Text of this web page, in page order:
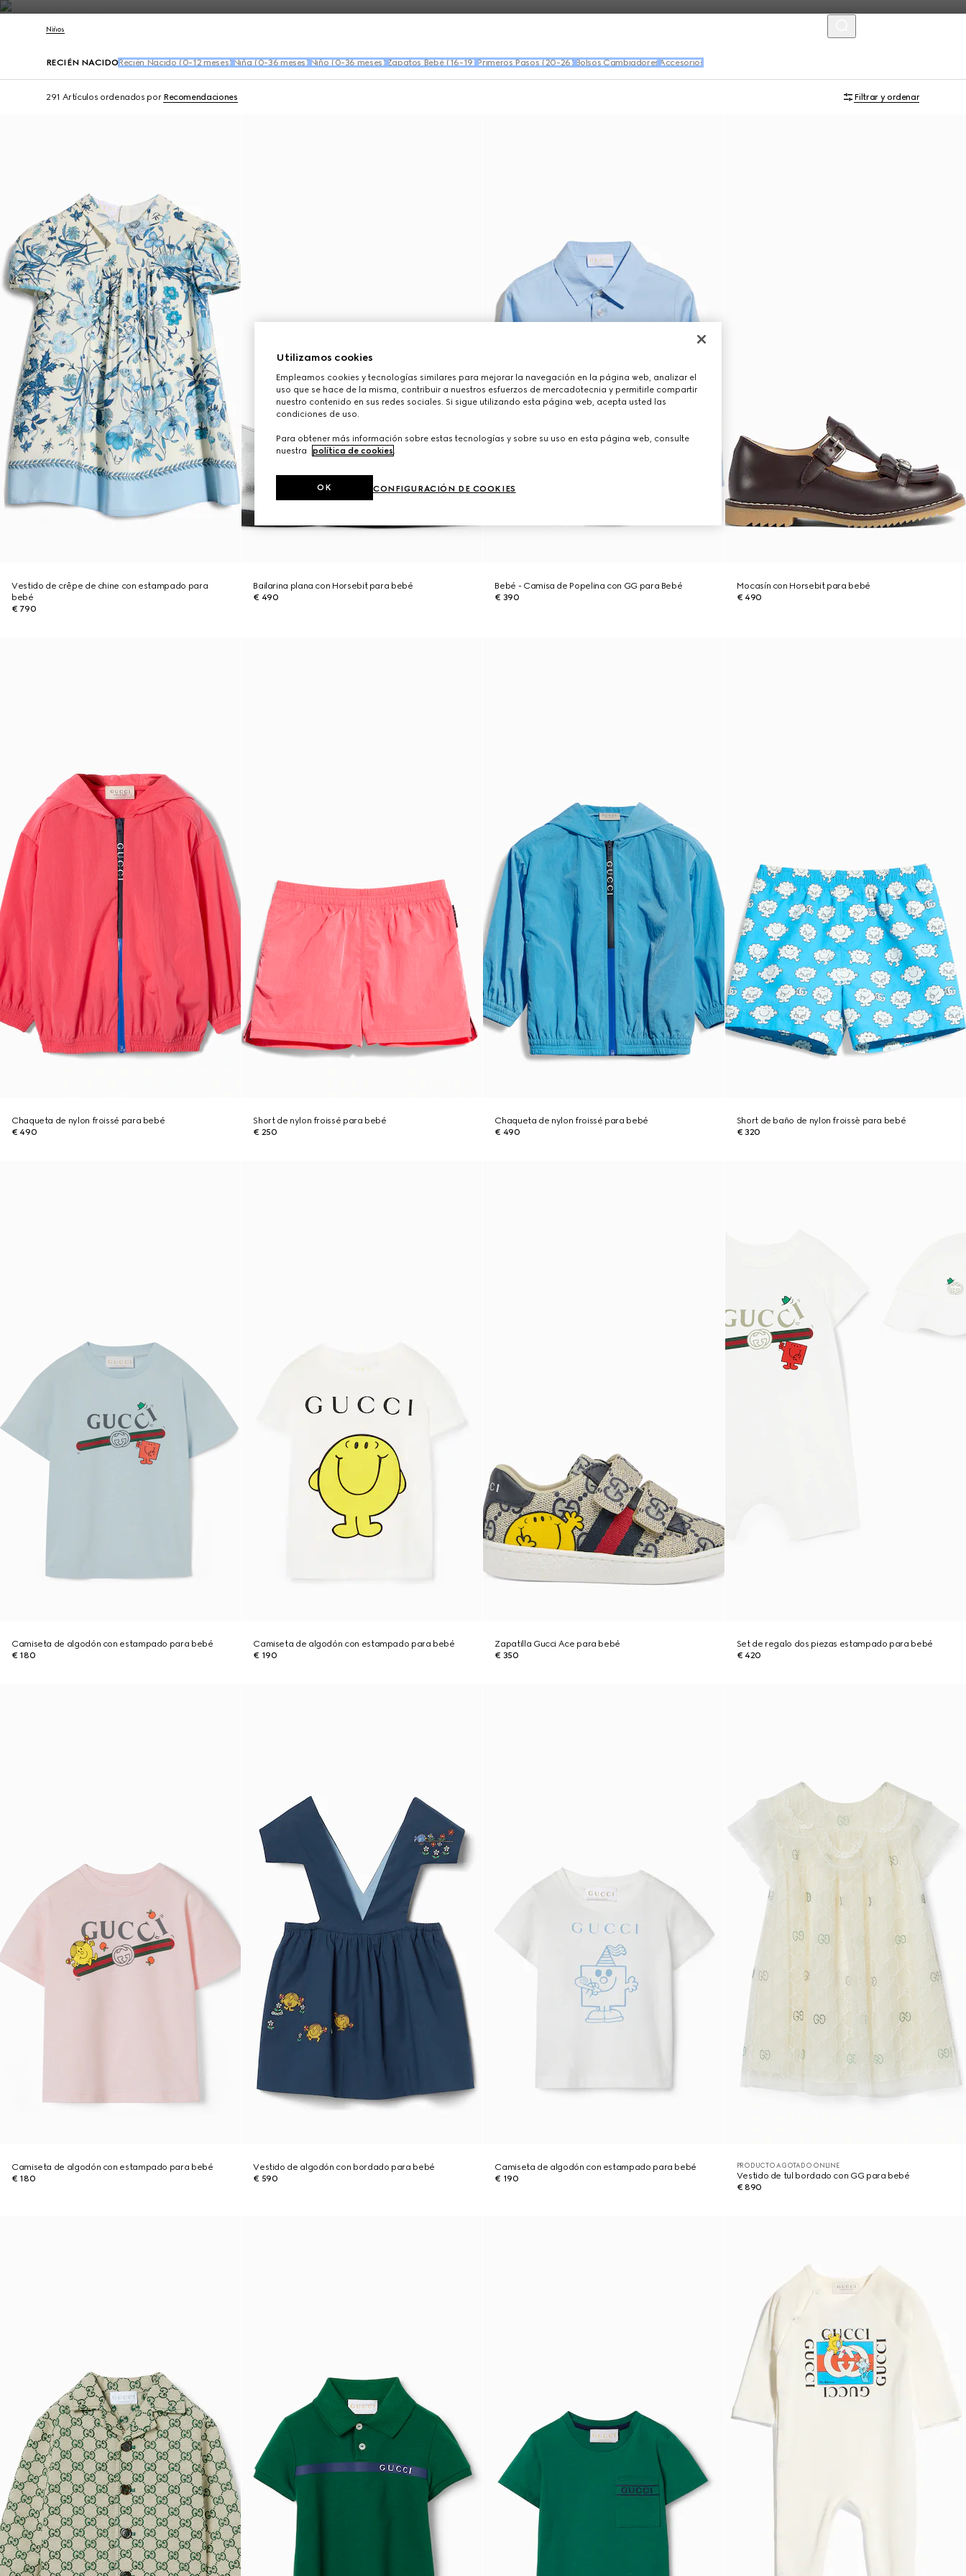
Póngase en contacto con nosotros
Niños
RECIÉN NACIDO Recién Nacido (0-12 meses) Niña (0-36 meses) Niño (0-36 meses) Zapatos Bebé (16-19) Primeros Pasos (20-26) Bolsos Cambiadores Accesorios
291 Artículos ordenados por Recomendaciones Filtrar y ordenar
Vestido de crêpe de chine con estampado para
bebé
€ 790
Bailarina plana con Horsebit para bebé
€ 490
Bebé - Camisa de Popelina con GG para Bebé
€ 390
Mocasín con Horsebit para bebé
€ 490
Chaqueta de nylon froissé para bebé
€ 490
Short de nylon froissé para bebé
€ 250
Chaqueta de nylon froissé para bebé
€ 490
Short de baño de nylon froissè para bebé
€ 320
Camiseta de algodón con estampado para bebé
€ 180
Camiseta de algodón con estampado para bebé
€ 190
Zapatilla Gucci Ace para bebé
€ 350
Set de regalo dos piezas estampado para bebé
€ 420
Camiseta de algodón con estampado para bebé
€ 180
Vestido de algodón con bordado para bebé
€ 590
Camiseta de algodón con estampado para bebé
€ 190
PRODUCTO AGOTADO ONLINE
Vestido de tul bordado con GG para bebé
€ 890
Utilizamos cookies
Empleamos cookies y tecnologías similares para mejorar la navegación en la página web, analizar el
uso que se hace de la misma, contribuir a nuestros esfuerzos de mercadotecnia y permitirle compartir
nuestro contenido en sus redes sociales. Si sigue utilizando esta página web, acepta usted las
condiciones de uso.
Para obtener más información sobre estas tecnologías y sobre su uso en esta página web, consulte
nuestra
política de cookies.
CONFIGURACIÓN DE COOKIES
OK